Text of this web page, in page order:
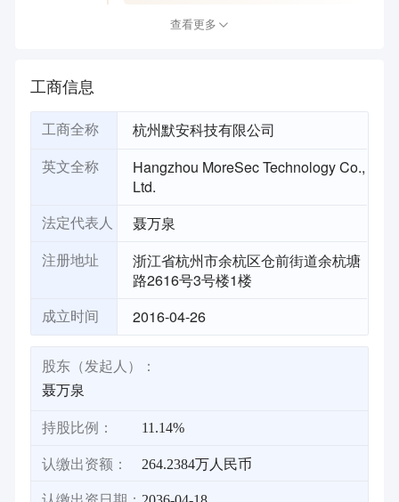
查看更多
工商信息
工商全称 杭州默安科技有限公司
英文全称
Hangzhou MoreSec Technology Co.,
Ltd.
法定代表人 聂万泉
注册地址
浙江省杭州市余杭区仓前街道余杭塘
路2616号3号楼1楼
成立时间 2016-04-26
股东（发起人）：
聂万泉
持股比例： 11.14%
认缴出资额： 264.2384万人民币